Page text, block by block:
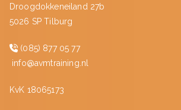
Droogdokkeneiland 27b
5026 SP Tilburg
(085) 877 05 77
info@avmtraining.nl
KvK 18065173